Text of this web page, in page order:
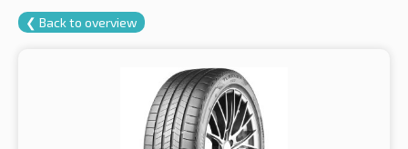
❮ Back to overview